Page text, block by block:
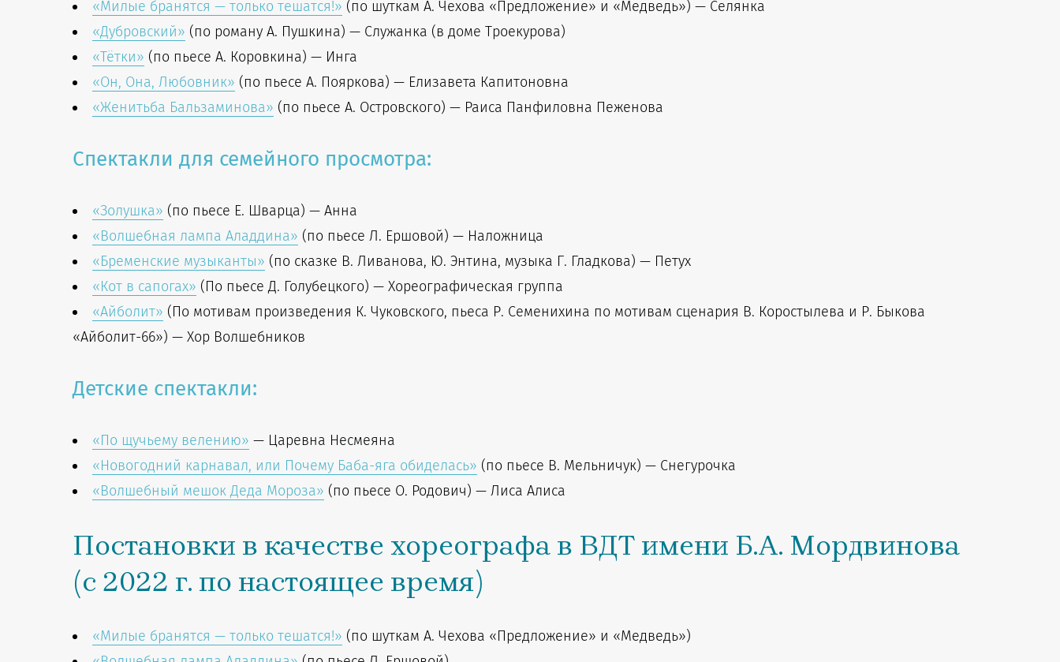
«Милые бранятся — только тешатся!» (по шуткам А. Чехова «Предложение» и «Медведь») — Селянка
«Дубровский» (по роману А. Пушкина) — Служанка (в доме Троекурова)
«Тётки» (по пьесе А. Коровкина) — Инга
«Он, Она, Любовник» (по пьесе А. Пояркова) — Елизавета Капитоновна
«Женитьба Бальзаминова» (по пьесе А. Островского) — Раиса Панфиловна Пеженова
Спектакли для семейного просмотра:
«Золушка» (по пьесе Е. Шварца) — Анна
«Волшебная лампа Аладдина» (по пьесе Л. Ершовой) — Наложница
«Бременские музыканты» (по сказке В. Ливанова, Ю. Энтина, музыка Г. Гладкова) — Петух
«Кот в сапогах» (По пьесе Д. Голубецкого) — Хореографическая группа
«Айболит» (По мотивам произведения К. Чуковского, пьеса Р. Семенихина по мотивам сценария В. Коростылева и Р. Быкова
«Айболит-66») — Хор Волшебников
Детские спектакли:
«По щучьему велению» — Царевна Несмеяна
«Новогодний карнавал, или Почему Баба-яга обиделась» (по пьесе В. Мельничук) — Снегурочка
«Волшебный мешок Деда Мороза» (по пьесе О. Родович) — Лиса Алиса
Постановки в качестве хореографа в ВДТ имени Б.А. Мордвинова
(с 2022 г. по настоящее время)
«Милые бранятся — только тешатся!» (по шуткам А. Чехова «Предложение» и «Медведь»)